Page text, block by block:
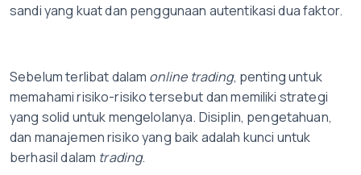
sandi yang kuat dan penggunaan autentikasi dua faktor.
Sebelum terlibat dalam online trading, penting untuk
memahami risiko-risiko tersebut dan memiliki strategi
yang solid untuk mengelolanya. Disiplin, pengetahuan,
dan manajemen risiko yang baik adalah kunci untuk
berhasil dalam trading.